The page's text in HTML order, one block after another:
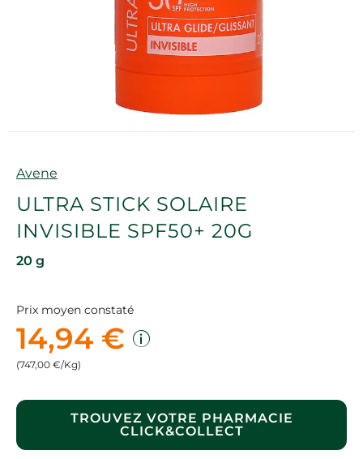
Marque
Avene
ULTRA STICK SOLAIRE
INVISIBLE SPF50+ 20G
20 g
Prix moyen constaté
14,94 €
(747,00 €/Kg)
TROUVEZ VOTRE PHARMACIE
CLICK&COLLECT